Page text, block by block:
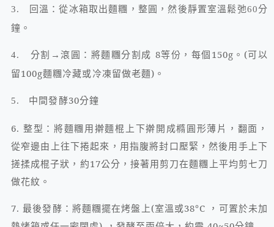
3. 回溫：從冰箱取出麵糰，整圓，然後靜置室溫鬆弛60分
鐘。
4. 分割→滾圓：將麵糰分割成 8等份，每個 150g 。 (可以
留100g麵糰冷藏或冷凍留做老麵) 。
5. 中間發酵30分鐘
6. 整型：將麵糰用擀麵棍上下擀開成橢圓形薄片，翻面，
從窄邊由上往下捲起來，用指腹將封口壓緊，然後用手上下
搓揉成棍子狀，約17公分，接著用剪刀在麵糰上平均剪七刀
做花紋。
7. 最後發酵：將麵糰擺在烤盤上(室溫或38°C ，可置於未加